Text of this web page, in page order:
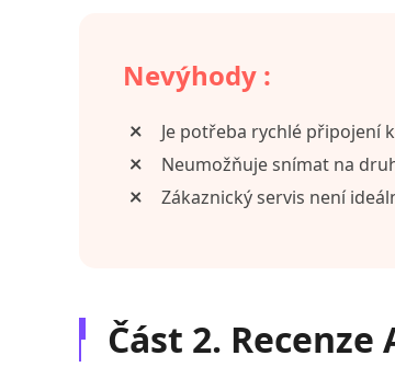
Nevýhody :
Je potřeba rychlé připojení
Neumožňuje snímat na
Zákaznický servis není
Část 2.